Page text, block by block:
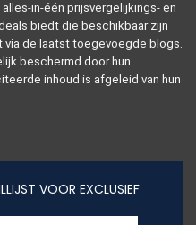
in-één prijsvergelijkings- en
biedt die beschikbaar zijn
via de laatst toegevoegde blogs.
beschermd door hun
inhoud is afgeleid van hun
VOOR EXCLUSIEF